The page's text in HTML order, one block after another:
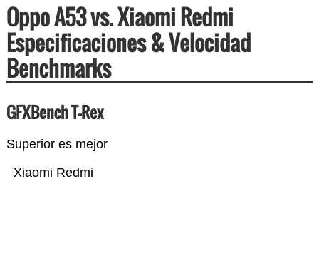
Oppo A53 vs. Xiaomi Redmi
Especificaciones & Velocidad
Benchmarks
GFXBench T-Rex
Superior es mejor
Xiaomi Redmi